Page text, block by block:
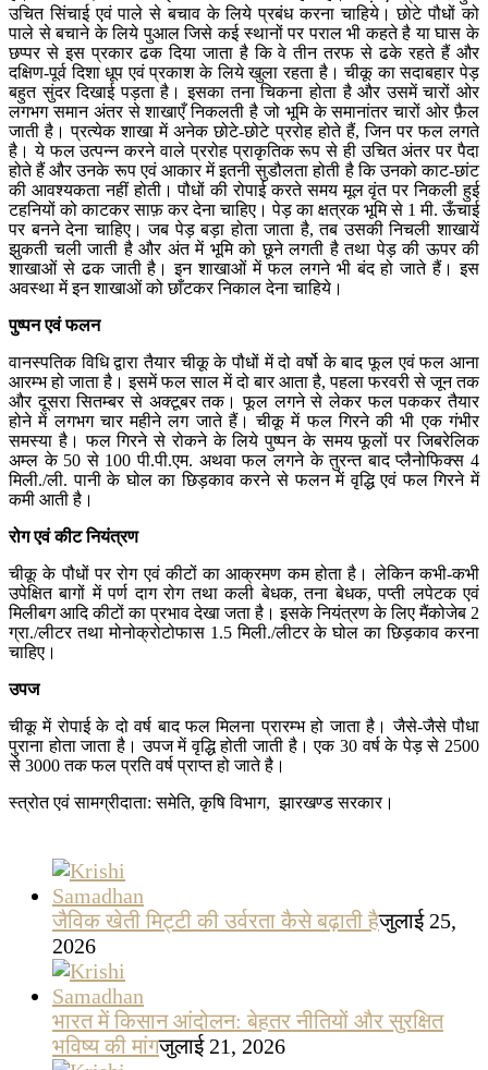
उचित सिंचाई एवं पाले से बचाव के लिये प्रबंध करना चाहिये। छोटे पौधों को
पाले से बचाने के लिये पुआल जिसे कई स्थानों पर पराल भी कहते है या घास के
छप्पर से इस प्रकार ढक दिया जाता है कि वे तीन तरफ से ढके रहते हैं और
दक्षिण-पूर्व दिशा धूप एवं प्रकाश के लिये खुला रहता है। चीकू का सदाबहार पेड़
बहुत सुंदर दिखाई पड़ता है। इसका तना चिकना होता है और उसमें चारों ओर
लगभग समान अंतर से शाखाएँ निकलती है जो भूमि के समानांतर चारों ओर फ़ैल
जाती है। प्रत्येक शाखा में अनेक छोटे-छोटे प्ररोह होते हैं, जिन पर फल लगते
है। ये फल उत्पन्न करने वाले प्ररोह प्राकृतिक रूप से ही उचित अंतर पर पैदा
होते हैं और उनके रूप एवं आकार में इतनी सुडौलता होती है कि उनको काट-छांट
की आवश्यकता नहीं होती। पौधों की रोपाई करते समय मूल वृंत पर निकली हुई
टहनियों को काटकर साफ़ कर देना चाहिए। पेड़ का क्षत्रक भूमि से 1 मी. ऊँचाई
पर बनने देना चाहिए। जब पेड़ बड़ा होता जाता है, तब उसकी निचली शाखायें
झुकती चली जाती है और अंत में भूमि को छूने लगती है तथा पेड़ की ऊपर की
शाखाओं से ढक जाती है। इन शाखाओं में फल लगने भी बंद हो जाते हैं। इस
अवस्था में इन शाखाओं को छाँटकर निकाल देना चाहिये।
पुष्पन एवं फलन
वानस्पतिक विधि द्वारा तैयार चीकू के पौधों में दो वर्षो के बाद फूल एवं फल आना
आरम्भ हो जाता है। इसमें फल साल में दो बार आता है, पहला फरवरी से जून तक
और दूसरा सितम्बर से अक्टूबर तक। फूल लगने से लेकर फल पककर तैयार
होने में लगभग चार महीने लग जाते हैं। चीकू में फल गिरने की भी एक गंभीर
समस्या है। फल गिरने से रोकने के लिये पुष्पन के समय फूलों पर जिबरेलिक
अम्ल के 50 से 100 पी.पी.एम. अथवा फल लगने के तुरन्त बाद प्लैनोफिक्स 4
मिली./ली. पानी के घोल का छिड़काव करने से फलन में वृद्धि एवं फल गिरने में
कमी आती है।
रोग एवं कीट नियंत्रण
चीकू के पौधों पर रोग एवं कीटों का आक्रमण कम होता है। लेकिन कभी-कभी
उपेक्षित बागों में पर्ण दाग रोग तथा कली बेधक, तना बेधक, पप्ती लपेटक एवं
मिलीबग आदि कीटों का प्रभाव देखा जता है। इसके नियंत्रण के लिए मैंकोजेब 2
ग्रा./लीटर तथा मोनोक्रोटोफास 1.5 मिली./लीटर के घोल का छिड़काव करना
चाहिए।
उपज
चीकू में रोपाई के दो वर्ष बाद फल मिलना प्रारम्भ हो जाता है। जैसे-जैसे पौधा
पुराना होता जाता है। उपज में वृद्धि होती जाती है। एक 30 वर्ष के पेड़ से 2500
से 3000 तक फल प्रति वर्ष प्राप्त हो जाते है।
स्त्रोत एवं सामग्रीदाता: समेति, कृषि विभाग, झारखण्ड सरकार।
जैविक खेती मिट्टी की उर्वरता कैसे बढ़ाती हैजुलाई 25,
2026
भारत में किसान आंदोलन: बेहतर नीतियों और सुरक्षित
भविष्य की मांगजुलाई 21, 2026